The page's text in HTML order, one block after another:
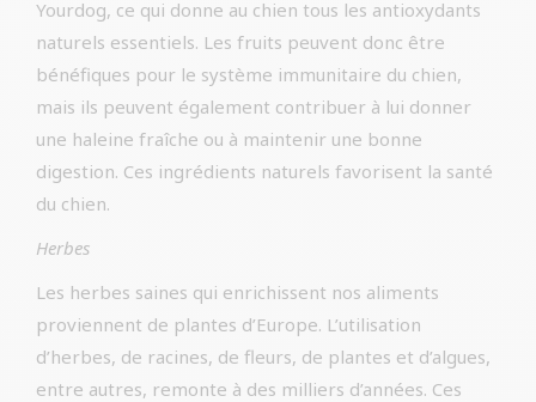
Yourdog, ce qui donne au chien tous les antioxydants
naturels essentiels. Les fruits peuvent donc être
bénéfiques pour le système immunitaire du chien,
mais ils peuvent également contribuer à lui donner
une haleine fraîche ou à maintenir une bonne
digestion. Ces ingrédients naturels favorisent la santé
du chien.
Herbes
Les herbes saines qui enrichissent nos aliments
proviennent de plantes d’Europe. L’utilisation
d’herbes, de racines, de fleurs, de plantes et d’algues,
entre autres, remonte à des milliers d’années. Ces